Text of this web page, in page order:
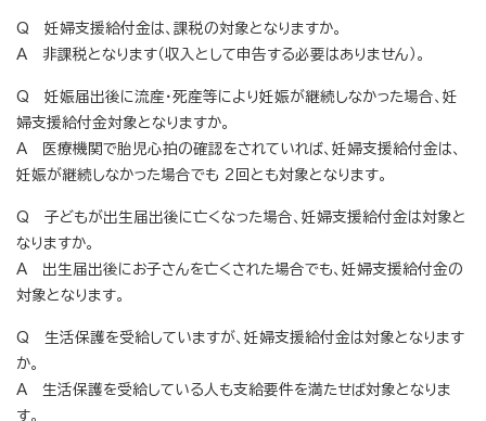
Q 妊婦支援給付金は、課税の対象となりますか。
A 非課税となります（収入として申告する必要はありません）。
Q 妊娠届出後に流産・死産等により妊娠が継続しなかった場合、妊
婦支援給付金対象となりますか。
A 医療機関で胎児心拍の確認をされていれば、妊婦支援給付金は、
妊娠が継続しなかった場合でも 2回とも対象となります。
Q 子どもが出生届出後に亡くなった場合、妊婦支援給付金は対象と
なりますか。
A 出生届出後にお子さんを亡くされた場合でも、妊婦支援給付金の
対象となります。
Q 生活保護を受給していますが、妊婦支援給付金は対象となります
か。
A 生活保護を受給している人も支給要件を満たせば対象となりま
す。